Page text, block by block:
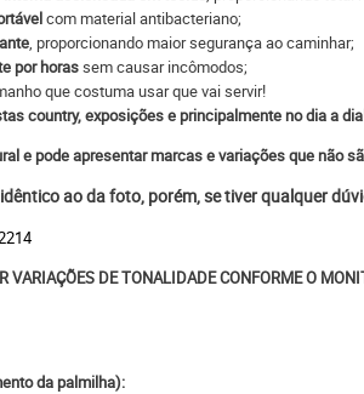
com material antibacteriano;
, proporcionando maior segurança ao caminhar;
por horassem causar incômodos;
que costuma usar que vai servir!
country, exposições e principalmente no dia a
e pode apresentar marcas e variações que
ao da foto, porém, se tiver qualquer
VARIAÇÕES DE TONALIDADE CONFORME O
da palmilha):